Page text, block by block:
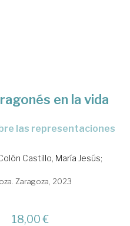
en la vida
Castillo, María Jesús;
Zaragoza, 2023
18,00 €